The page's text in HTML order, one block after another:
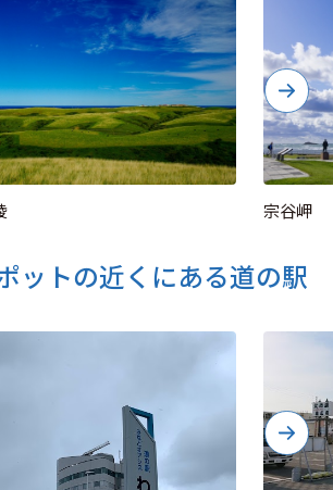
宗谷岬
ットの近くにある道の駅